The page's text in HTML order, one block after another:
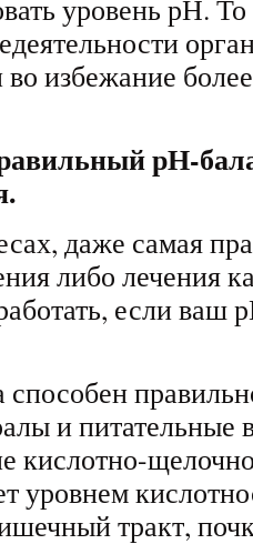
уровень рН. То
избежание
рН-
даже самая
либо лечения
если ваш
и питательные
кислотно-
уровнем
тракт,